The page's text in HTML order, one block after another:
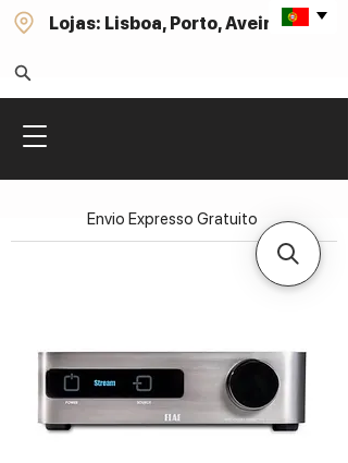
Lojas: Lisboa, Porto, Aveiro
Envio Expresso Gratuito